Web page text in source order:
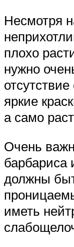
Несмотря
плохо
нужно
яркие
а само
Очень
должны
иметь